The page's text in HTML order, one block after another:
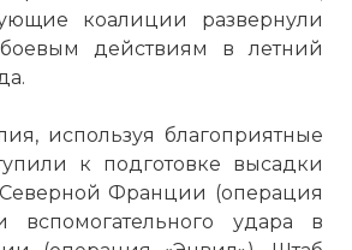
коалиции развернули
действиям в летний
используя благоприятные
к подготовке высадки
Франции (операция
вспомогательного удара в